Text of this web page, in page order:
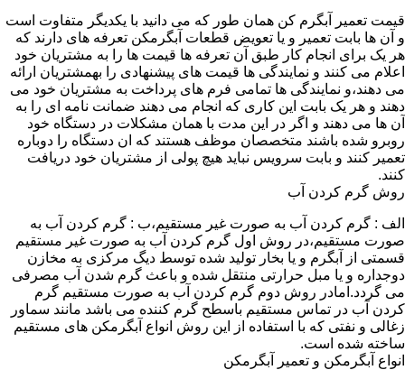
قیمت تعمیر آبگرم کن همان طور که می دانید با یکدیگر متفاوت است
و آن ها بابت تعمیر و یا تعویض قطعات آبگرمکن تعرفه های دارند که
هر یک برای انجام کار طبق آن تعرفه ها قیمت ها را به مشتریان خود
اعلام می کنند و نمایندگی ها قیمت های پیشنهادی را بهمشتریان ارائه
می دهند،و نمایندگی ها تمامی فرم های پرداخت به مشتریان خود می
دهند و هر یک بابت این کاری که انجام می دهند ضمانت نامه ای را به
آن ها می دهند و اگر در این مدت با همان مشکلات در دستگاه خود
روبرو شده باشند متخصصان موظف هستند که ان دستگاه را دوباره
تعمیر کنند و بابت سرویس نباید هیچ پولی از مشتریان خود دریافت
کنند.
روش گرم کردن آب
الف : گرم کردن آب به صورت غیر مستقیم،ب : گرم کردن آب به
صورت مستقیم،در روش اول گرم کردن آب به صورت غیر مستقیم
قسمتی از آبگرم و یا بخار تولید شده توسط دیگ مرکزی به مخازن
دوجداره و یا مبل حرارتی منتقل شده و باعث گرم شدن آب مصرفی
می گردد.امادر روش دوم گرم کردن آب به صورت مستقیم گرم
کردن آب در تماس مستقیم باسطح گرم کننده می باشد مانند سماور
زغالی و نفتی که با استفاده از این روش انواع آبگرمکن های مستقیم
ساخته شده است.
انواع آبگرمکن و تعمیر آبگرمکن